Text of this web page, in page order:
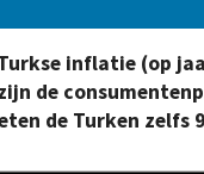
inflatie (op
de
de Turken zelfs